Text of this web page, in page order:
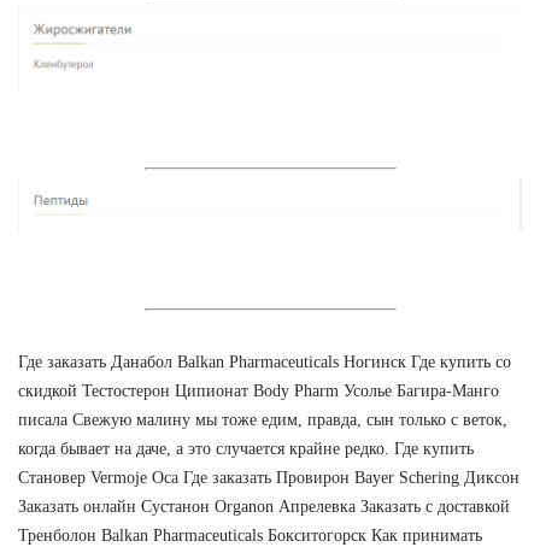
Где заказать Данабол Balkan Pharmaceuticals Ногинск Где купить со
скидкой Тестостерон Ципионат Body Pharm Усолье Багира-Манго
писала Свежую малину мы тоже едим, правда, сын только с веток,
когда бывает на даче, а это случается крайне редко. Где купить
Становер Vermoje Оса Где заказать Провирон Bayer Schering Диксон
Заказать онлайн Сустанон Organon Апрелевка Заказать с доставкой
Тренболон Balkan Pharmaceuticals Бокситогорск Как принимать